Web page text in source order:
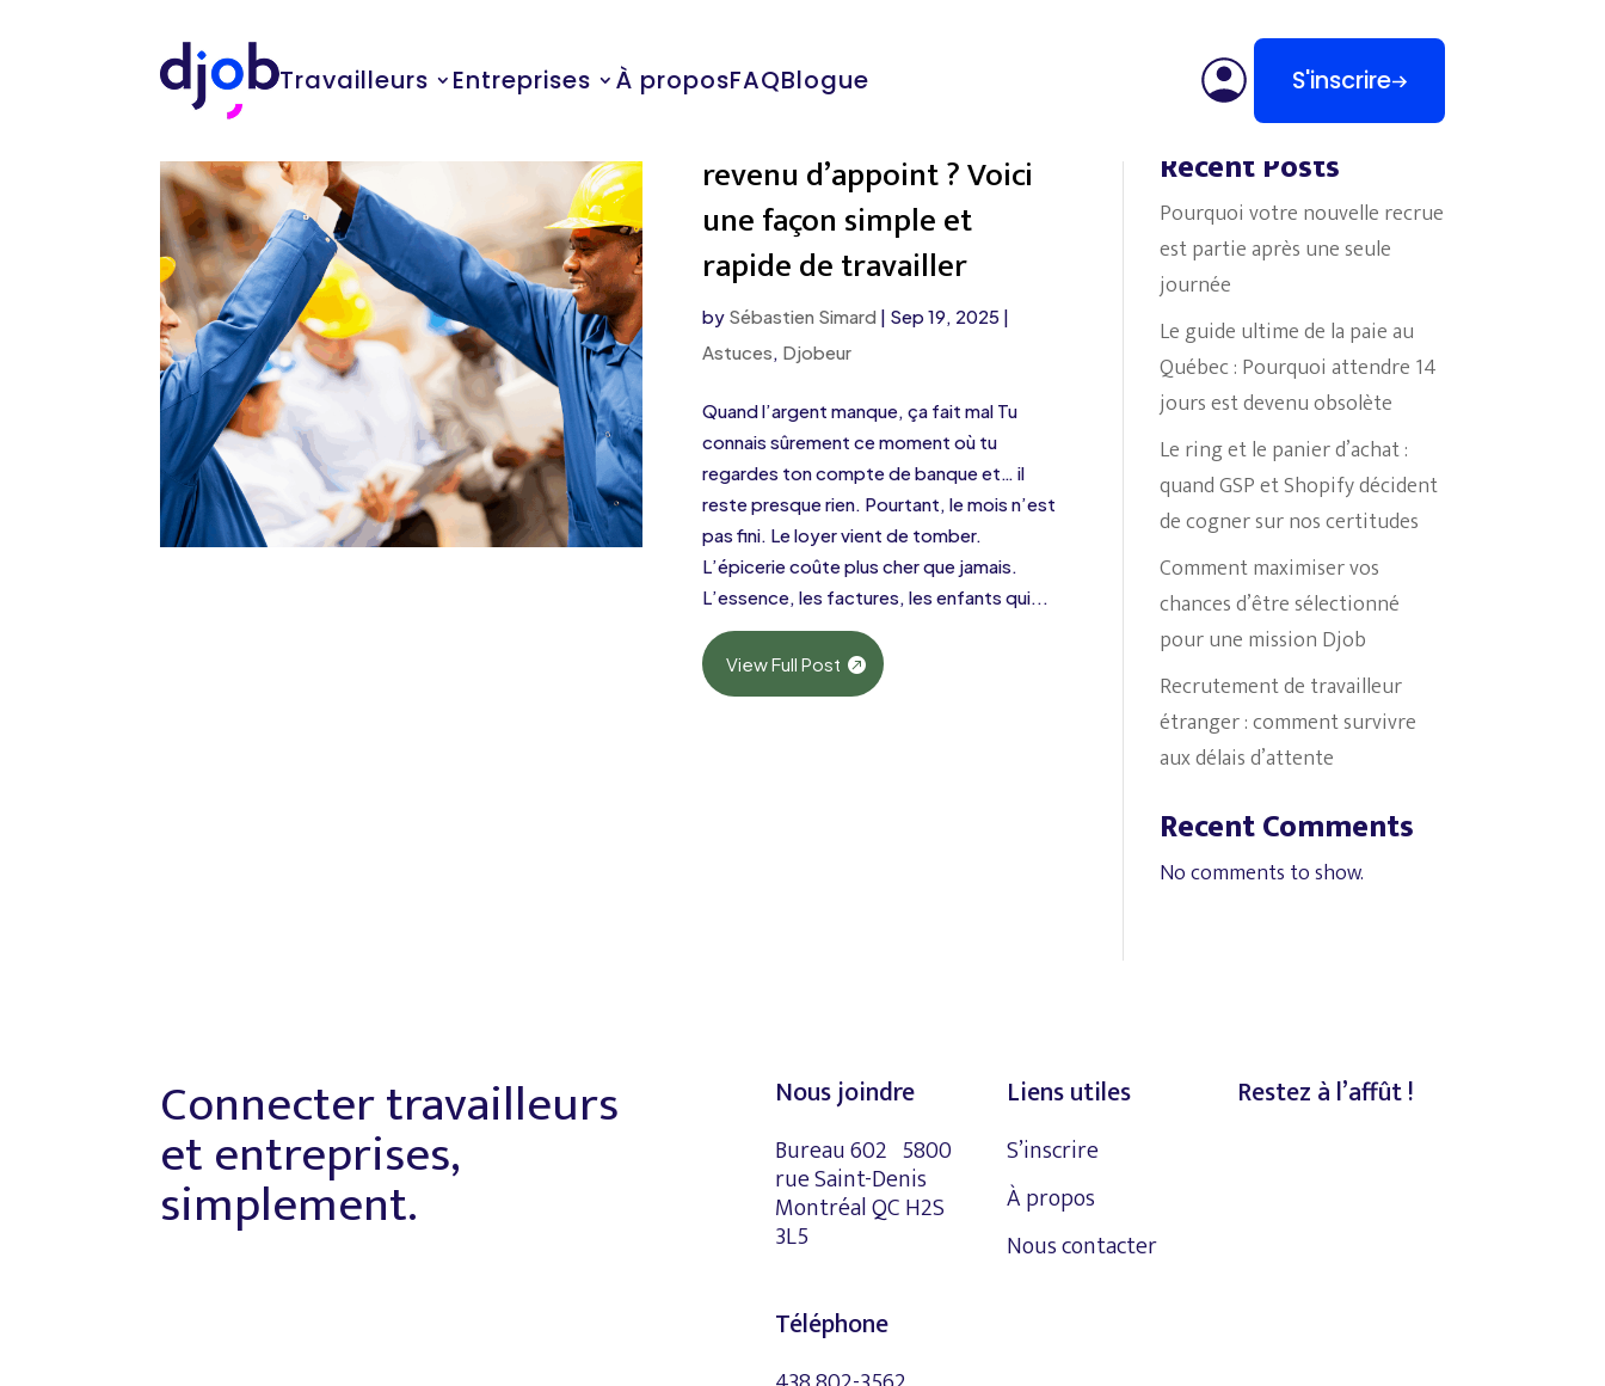
Travailleurs Entreprises À proposFAQBlogue S'inscrire
revenu d’appoint ? Voici
une façon simple et
rapide de travailler
by Sébastien Simard | Sep 19, 2025|
Astuces, Djobeur
Quand l’argent manque, ça fait mal Tu
connais sûrement ce moment où tu
regardes ton compte de banque et… il
reste presque rien. Pourtant, le mois n’est
pas fini. Le loyer vient de tomber.
L’épicerie coûte plus cher que jamais.
L’essence, les factures, les enfants qui...
View Full Post
Search
Recent Posts
Pourquoi votre nouvelle recrue
est partie après une seule
journée
Le guide ultime de la paie au
Québec : Pourquoi attendre 14
jours est devenu obsolète
Le ring et le panier d’achat :
quand GSP et Shopify décident
de cogner sur nos certitudes
Comment maximiser vos
chances d’être sélectionné
pour une mission Djob
Recrutement de travailleur
étranger : comment survivre
aux délais d’attente
Recent Comments
No comments to show.
Connecter travailleurs
et entreprises,
simplement.
Nous joindre
Bureau 602 5800
rue Saint-Denis
Montréal QC H2S
3L5
Téléphone
Liens utiles
S’inscrire
À propos
Nous contacter
Restez à l’affût !